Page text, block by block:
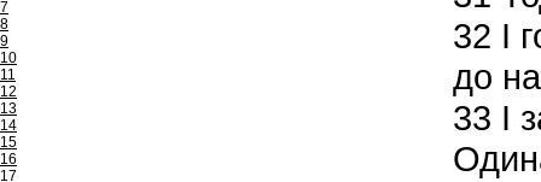
7
8
9
10
11
12
13
14
15
16
17
32 І
до
33 І